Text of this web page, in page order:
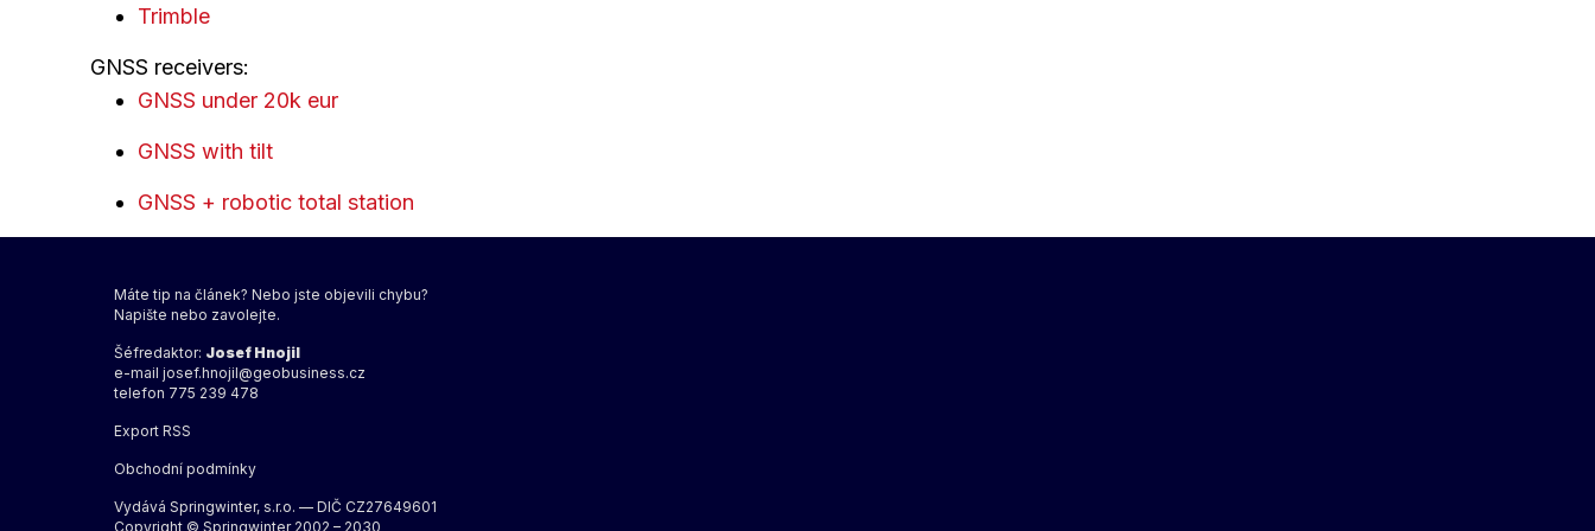
Trimble
GNSS receivers:
GNSS under 20k eur
GNSS with tilt
GNSS + robotic total station
Máte tip na článek? Nebo jste objevili chybu?
Napište nebo zavolejte.
Šéfredaktor: Josef Hnojil
e-mail josef.hnojil@geobusiness.cz
telefon 775 239 478
Export RSS
Obchodní podmínky
Vydává Springwinter, s.r.o. — DIČ CZ27649601
Copyright © Springwinter 2002 – 2030